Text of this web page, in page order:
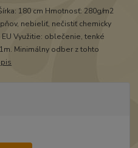
180 cm Hmotnosť: 280g/m2
nebieliť, nečistiť chemicky
Využitie: oblečenie, tenké
Minimálny odber z tohto